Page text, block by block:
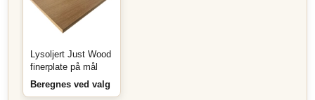
Lysoljert Just Wood
finerplate på mål
Beregnes ved valg